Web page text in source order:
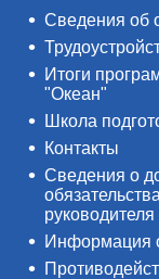
Сведения об
Итоги
"Океан"
Школа
Контакты
Сведения о
Информация